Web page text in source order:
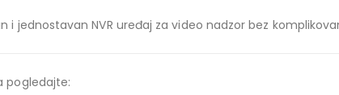
i jednostavan NVR uređaj za video nadzor bez
pogledajte: